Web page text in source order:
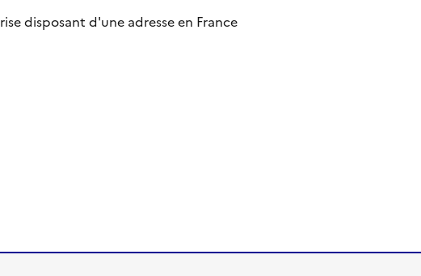
disposant d'une adresse en France